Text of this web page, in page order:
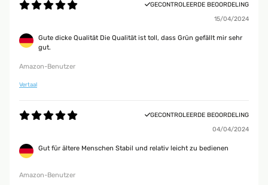
GECONTROLEERDE BEOORDELING
15/04/2024
Gute dicke Qualität Die Qualität ist toll, dass Grün gefällt mir sehr
gut.
Amazon-Benutzer
Vertaal
GECONTROLEERDE BEOORDELING
04/04/2024
Gut für ältere Menschen Stabil und relativ leicht zu bedienen
Amazon-Benutzer